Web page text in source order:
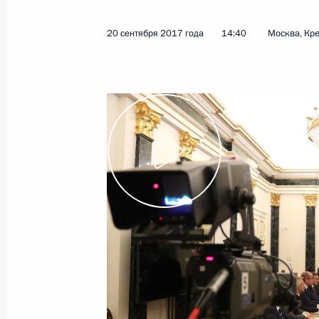
20 сентября 2017 года 14:40 Москва,